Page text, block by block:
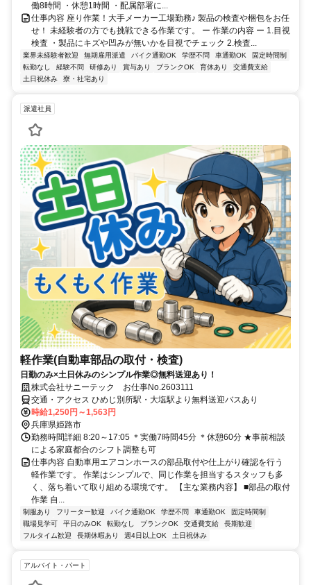
働8時間 ・休憩1時間 ・配属部署に...
仕事内容 座り作業！大手メーカー工場勤務♪ 製品の検査や梱包をお任
せ！ 未経験者の方でも挑戦できる作業です。 ー 作業の内容 ー 1.目視
検査 ・製品にキズや凹みが無いかを目視でチェック 2.検査...
業界未経験者歓迎 無期雇用派遣 バイク通勤OK 学歴不問 車通勤OK
固定時間制
転勤なし
経験不問 研修あり 賞与あり ブランクOK 育休あり
交通費支給
土日祝休み
寮・社宅あり
派遣社員
軽作業(自動車部品の取付・検査)
日勤のみ×土日休みのシンプル作業◎無料送迎あり！
株式会社サニーテック お仕事No.2603111
交通・アクセス ひめじ別所駅・大塩駅より無料送迎バスあり
時給1,250円～1,563円
兵庫県姫路市
勤務時間詳細 8:20～17:05 ＊実働7時間45分 ＊休憩60分 ★事前相談
による家庭都合のシフト調整も可
仕事内容 自動車用エアコンホースの部品取付や仕上がり確認を行う
軽作業です。 作業はシンプルで、同じ作業を担当するスタッフも多
く、落ち着いて取り組める環境です。 【主な業務内容】 ■部品の取付
作業 自...
制服あり フリーター歓迎 バイク通勤OK 学歴不問 車通勤OK
固定時間制
職場見学可
平日のみOK 転勤なし ブランクOK 交通費支給
長期歓迎
フルタイム歓迎
長期休暇あり 週4日以上OK 土日祝休み
アルバイト・パート